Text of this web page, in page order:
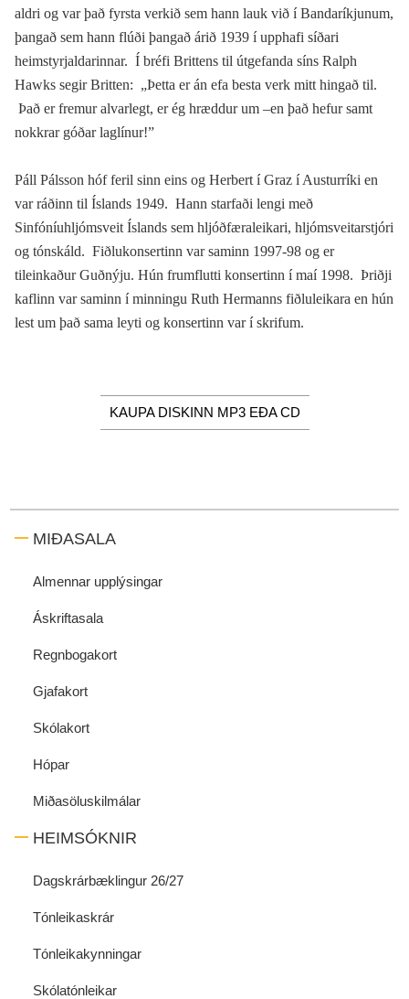
aldri og var það fyrsta verkið sem hann lauk við í Bandaríkjunum,
þangað sem hann flúði þangað árið 1939 í upphafi síðari
heimstyrjaldarinnar. Í bréfi Brittens til útgefanda síns Ralph
Hawks segir Britten: „Þetta er án efa besta verk mitt hingað til.
Það er fremur alvarlegt, er ég hræddur um –en það hefur samt
nokkrar góðar laglínur!”
Páll Pálsson hóf feril sinn eins og Herbert í Graz í Austurríki en
var ráðinn til Íslands 1949. Hann starfaði lengi með
Sinfóníuhljómsveit Íslands sem hljóðfæraleikari, hljómsveitarstjóri
og tónskáld. Fiðlukonsertinn var saminn 1997-98 og er
tileinkaður Guðnýju. Hún frumflutti konsertinn í maí 1998. Þriðji
kaflinn var saminn í minningu Ruth Hermanns fiðluleikara en hún
lest um það sama leyti og konsertinn var í skrifum.
KAUPA DISKINN MP3 EÐA CD
MIÐASALA
Almennar upplýsingar
Áskriftasala
Regnbogakort
Gjafakort
Skólakort
Hópar
Miðasöluskilmálar
HEIMSÓKNIR
Dagskrárbæklingur 26/27
Tónleikaskrár
Tónleikakynningar
Skólatónleikar